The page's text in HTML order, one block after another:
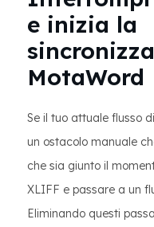
e inizia la
MotaWord
Se il tuo attuale flusso
un ostacolo manuale
che sia giunto il
XLIFF e passare a un
Eliminando questi